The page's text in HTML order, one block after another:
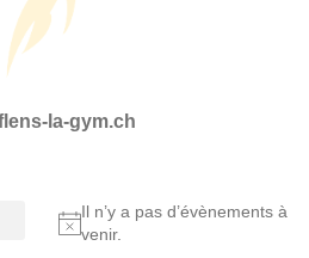
la-gym.ch
Notice
Il n’y a pas d’évènements à
venir.